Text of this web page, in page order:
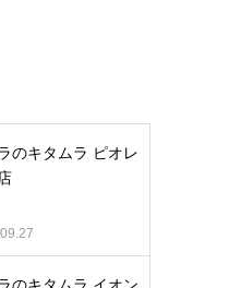
のキタムラ ピオレ